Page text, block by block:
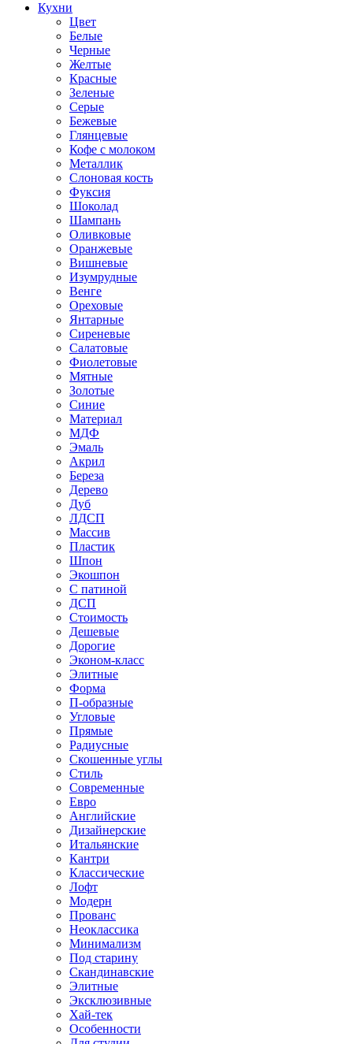
Кухни
Цвет
Белые
Черные
Желтые
Красные
Зеленые
Серые
Бежевые
Глянцевые
Кофе с молоком
Металлик
Слоновая кость
Фуксия
Шоколад
Шампань
Оливковые
Оранжевые
Вишневые
Изумрудные
Венге
Ореховые
Янтарные
Сиреневые
Салатовые
Фиолетовые
Мятные
Золотые
Синие
Материал
МДФ
Эмаль
Акрил
Береза
Дерево
Дуб
ЛДСП
Массив
Пластик
Шпон
Экошпон
С патиной
ДСП
Стоимость
Дешевые
Дорогие
Эконом-класс
Элитные
Форма
П-образные
Угловые
Прямые
Радиусные
Скошенные углы
Стиль
Современные
Евро
Английские
Дизайнерские
Итальянские
Кантри
Классические
Лофт
Модерн
Прованс
Неоклассика
Минимализм
Под старину
Скандинавские
Элитные
Эксклюзивные
Хай-тек
Особенности